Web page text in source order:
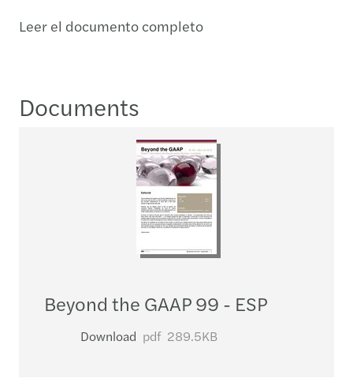
Leer el documento completo
Documents
Beyond the GAAP 99 - ESP
Download pdf 289.5KB